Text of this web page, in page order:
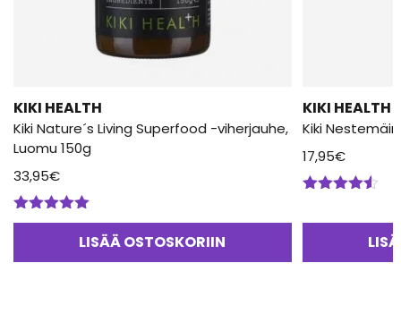
KIKI HEALTH
Kiki Nature´s Living Superfood -viherjauhe,
Luomu 150g
33,95€
Arvostelu
LISÄÄ OSTOSKORIIN
KIKI HEALTH
Kiki
17,95€